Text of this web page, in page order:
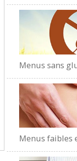
Menus sans
Menus faibles